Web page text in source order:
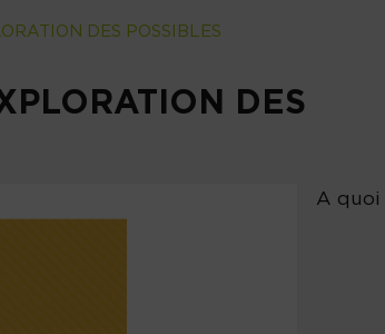
DES POSSIBLES
DES
A quoi